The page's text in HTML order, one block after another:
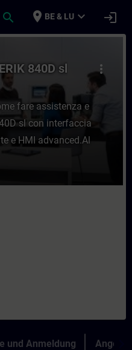
search place BE & LU expand_more login
840D
more_vert
840D sl
fare assistenza e
sl con interfaccia
e HMI advanced.Al
und Anmeldung Angebot